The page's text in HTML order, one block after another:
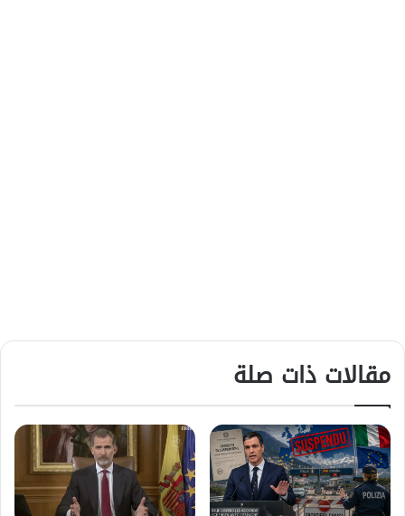
مقالات ذات صلة